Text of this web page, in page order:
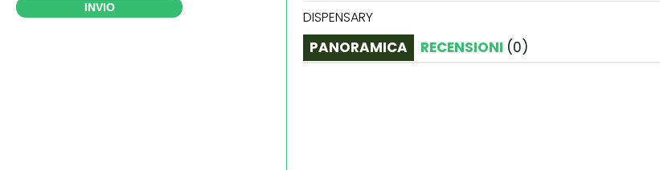
INVIO
DISPENSARY
PANORAMICA RECENSIONI (0)